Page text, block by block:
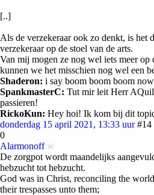
[..]
Als de verzekeraar ook zo denkt, is het
verzekeraar op de stoel van de arts.
Van mij mogen ze nog wel iets meer op
kunnen we het misschien nog wel een
Shaderon: i say boom boom boom
SpankmasterC: Tut mir leit Herr
passieren!
RickoKun: Hey hoi! Ik kom bij dit
donderdag 15 april 2021, 13:33 uur #14
0
Alarmonoff
De zorgpot wordt maandelijks
hebzucht tot hebzucht.
God was in Christ, reconciling the
their trespasses unto them;